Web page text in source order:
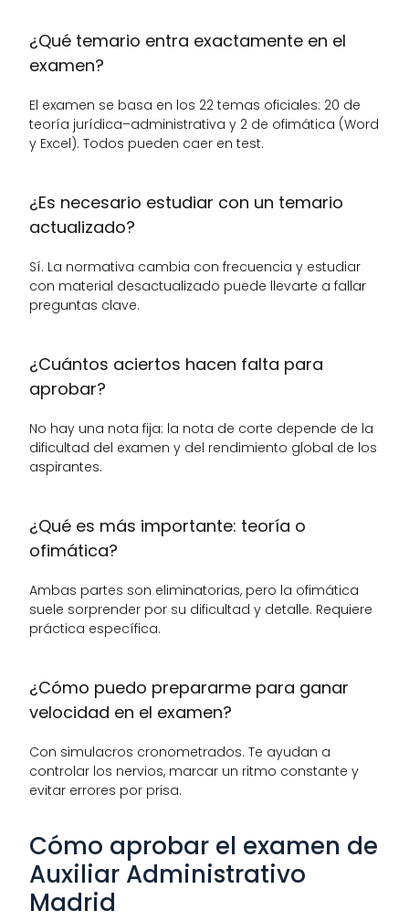
¿Qué temario entra exactamente en el
examen?
El examen se basa en los 22 temas oficiales: 20 de
teoría jurídica–administrativa y 2 de ofimática (Word
y Excel). Todos pueden caer en test.
¿Es necesario estudiar con un temario
actualizado?
Sí. La normativa cambia con frecuencia y estudiar
con material desactualizado puede llevarte a fallar
preguntas clave.
¿Cuántos aciertos hacen falta para
aprobar?
No hay una nota fija: la nota de corte depende de la
dificultad del examen y del rendimiento global de los
aspirantes.
¿Qué es más importante: teoría o
ofimática?
Ambas partes son eliminatorias, pero la ofimática
suele sorprender por su dificultad y detalle. Requiere
práctica específica.
¿Cómo puedo prepararme para ganar
velocidad en el examen?
Con simulacros cronometrados. Te ayudan a
controlar los nervios, marcar un ritmo constante y
evitar errores por prisa.
Cómo aprobar el examen de
Auxiliar Administrativo
Madrid